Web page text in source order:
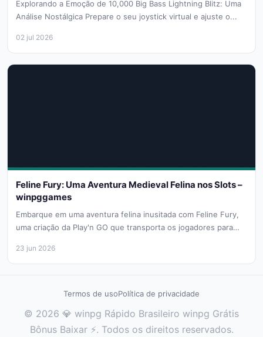
Explorando a Emoção de 10,000 Big Bass Lightning Blitz: Uma
Análise Nostálgica Prepare o seu joystick virtual e ajuste o...
02 jul 2026
Feline Fury: Uma Aventura Medieval Felina nos Slots –
winpggames
Embarque em uma aventura felina inusitada com Feline Fury,
uma criação da Play'n GO que transporta os jogadores para
23 jun 2026
Termos de usoPolítica de privacidade
© 2026 💎 winpg Rápido Brasileiro winpg Grátis
Bônus Baixar ⚡. Todos os direitos reservados.